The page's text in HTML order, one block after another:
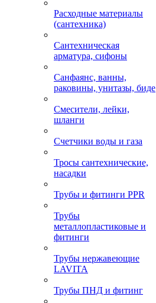
Расходные материалы
(сантехника)
Сантехническая
арматура, сифоны
Санфаянс, ванны,
раковины, унитазы, биде
Смесители, лейки,
шланги
Счетчики воды и газа
Тросы сантехнические,
насадки
Трубы и фитинги PPR
Трубы
металлопластиковые и
фитинги
Трубы нержавеющие
LAVITA
Трубы ПНД и фитинг